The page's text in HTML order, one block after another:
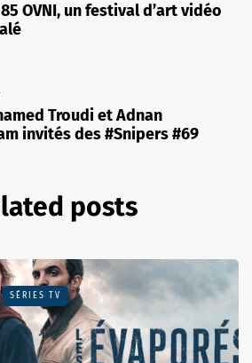
OVNI, un festival d’art vidéo
Troudi et Adnan
invités des #Snipers #69
posts
SÉRIES TV